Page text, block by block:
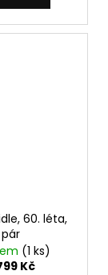
60. léta,
pár
(1 ks)
Kč